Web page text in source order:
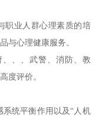
职业人群心理素质的培
与心理健康服务。
、、武警、消防、教
度评价。
统平衡作用以及“人机